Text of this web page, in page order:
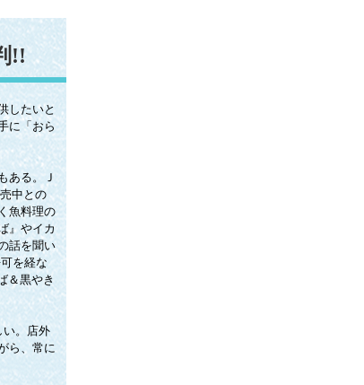
!!
したいと
に「おら
ある。Ｊ
中との
魚料理の
』やイカ
話を聞い
を経な
＆黒やき
い。店外
ら、常に